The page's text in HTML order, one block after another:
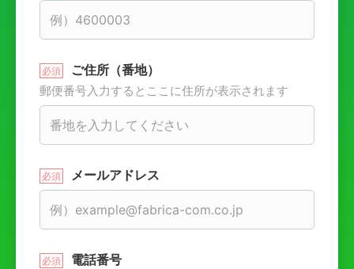
ご住所（番地）
郵便番号入力するとここに住所が表示されます
メールアドレス
電話番号